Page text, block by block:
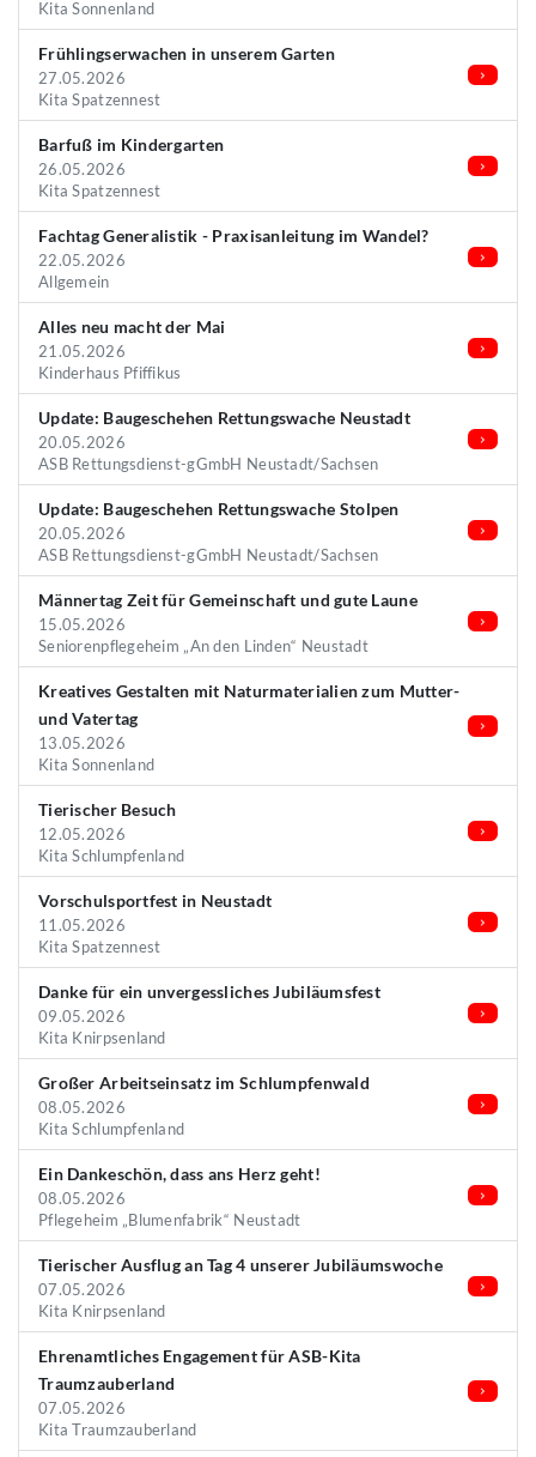
Kita Sonnenland
Frühlingserwachen in unserem Garten
27.05.2026
Kita Spatzennest
Barfuß im Kindergarten
26.05.2026
Kita Spatzennest
Fachtag Generalistik - Praxisanleitung im Wandel?
22.05.2026
Allgemein
Alles neu macht der Mai
21.05.2026
Kinderhaus Pfiffikus
Update: Baugeschehen Rettungswache Neustadt
20.05.2026
ASB Rettungsdienst-gGmbH Neustadt/Sachsen
Update: Baugeschehen Rettungswache Stolpen
20.05.2026
ASB Rettungsdienst-gGmbH Neustadt/Sachsen
Männertag Zeit für Gemeinschaft und gute Laune
15.05.2026
Seniorenpflegeheim „An den Linden“ Neustadt
Kreatives Gestalten mit Naturmaterialien zum Mutter-
und Vatertag
13.05.2026
Kita Sonnenland
Tierischer Besuch
12.05.2026
Kita Schlumpfenland
Vorschulsportfest in Neustadt
11.05.2026
Kita Spatzennest
Danke für ein unvergessliches Jubiläumsfest
09.05.2026
Kita Knirpsenland
Großer Arbeitseinsatz im Schlumpfenwald
08.05.2026
Kita Schlumpfenland
Ein Dankeschön, dass ans Herz geht!
08.05.2026
Pflegeheim „Blumenfabrik“ Neustadt
Tierischer Ausflug an Tag 4 unserer Jubiläumswoche
07.05.2026
Kita Knirpsenland
Ehrenamtliches Engagement für ASB-Kita
Traumzauberland
07.05.2026
Kita Traumzauberland